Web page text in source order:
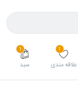
1
علاقه مندی
1
سبد